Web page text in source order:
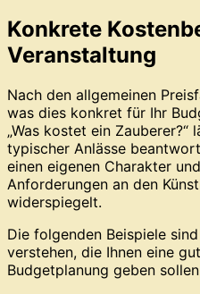
Konkrete
Veranstaltung
Nach den allgemeinen
was dies konkret für Ihr
„Was kostet ein Zauberer?“
typischer Anlässe
einen eigenen Charakter
Anforderungen an den
widerspiegelt.
Die folgenden Beispiele
verstehen, die Ihnen eine
Budgetplanung geben